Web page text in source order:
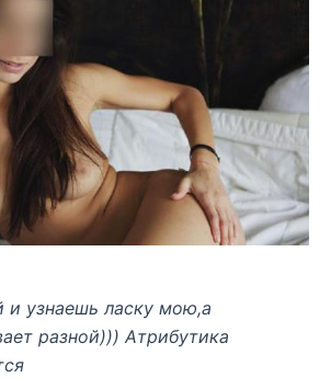
и узнаешь ласку мою,а
разной))) Атрибутика